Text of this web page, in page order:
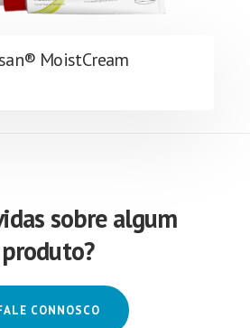
MoistCream
sobre algum
produto?
CONNOSCO